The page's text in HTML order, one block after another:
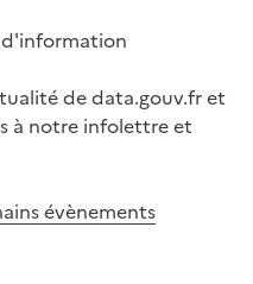
de data.gouv.fr et
à notre infolettre et
évènements